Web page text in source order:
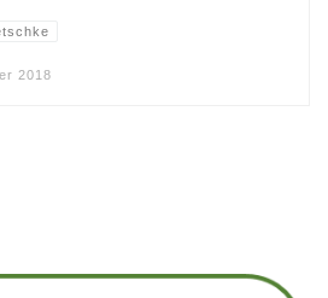
2018